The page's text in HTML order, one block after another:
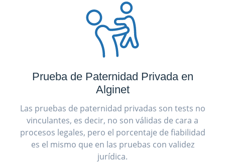
Prueba de Paternidad Privada en
Alginet
Las pruebas de paternidad privadas son tests no
vinculantes, es decir, no son válidas de cara a
procesos legales, pero el porcentaje de fiabilidad
es el mismo que en las pruebas con validez
jurídica.